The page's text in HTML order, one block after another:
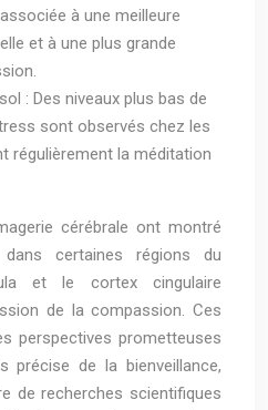
à une meilleure
et à une plus grande
: Des niveaux plus bas de
sont observés chez les
régulièrement la méditation
cérébrale ont montré
certaines régions du
et le cortex cingulaire
de la compassion. Ces
perspectives prometteuses
précise de la bienveillance,
de recherches scientifiques